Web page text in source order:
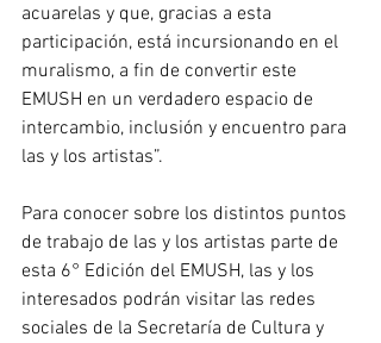
acuarelas y que, gracias a esta
participación, está incursionando en el
muralismo, a fin de convertir este
EMUSH en un verdadero espacio de
intercambio, inclusión y encuentro para
las y los artistas”.
Para conocer sobre los distintos puntos
de trabajo de las y los artistas parte de
esta 6° Edición del EMUSH, las y los
interesados podrán visitar las redes
sociales de la Secretaría de Cultura y